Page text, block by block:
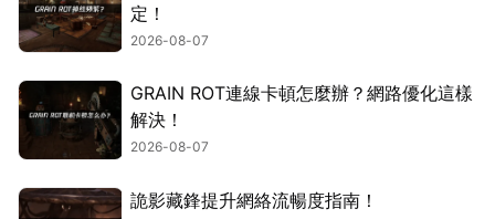
定！
2026-08-07
GRAIN ROT連線卡頓怎麼辦？網路優化這樣
解決！
2026-08-07
詭影藏鋒提升網絡流暢度指南！